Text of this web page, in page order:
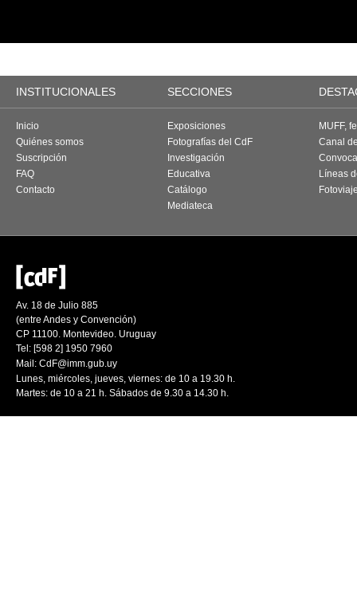
INSTITUCIONALES SECCIONES
Inicio
Quiénes somos
Suscripción
FAQ
Contacto
Exposiciones
Fotografías del CdF
Investigación
Educativa
Catálogo
Mediateca
MUFF,
Canal
Líneas
Av. 18 de Julio 885
(entre Andes y Convención)
CP 11100. Montevideo. Uruguay
Tel: [598 2] 1950 7960
Mail: CdF@imm.gub.uy
Lunes, miércoles, jueves, viernes: de 10 a 19.30 h.
Martes: de 10 a 21 h. Sábados de 9.30 a 14.30 h.